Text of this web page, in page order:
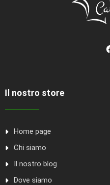
Il nostro store
Home page
Chi siamo
Il nostro blog
Dove siamo